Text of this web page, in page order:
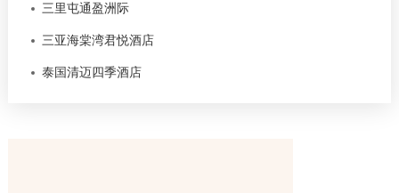
三里屯通盈洲际
三亚海棠湾君悦酒店
泰国清迈四季酒店